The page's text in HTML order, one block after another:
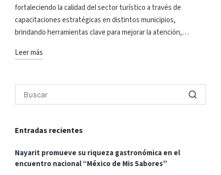
fortaleciendo la calidad del sector turístico a través de
capacitaciones estratégicas en distintos municipios,
brindando herramientas clave para mejorar la atención,…
Leer más
Entradas recientes
Nayarit promueve su riqueza gastronómica en el
encuentro nacional “México de Mis Sabores”